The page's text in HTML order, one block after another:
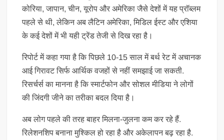
कोरिया, जापान, चीन, यूरोप और अमेरिका जैसे देशों में यह प्रॉब्लम
पहले से थी, लेकिन अब लैटिन अमेरिका, मिडिल ईस्ट और एशिया
के कई देशों में भी यही ट्रेंड तेजी से दिख रहा है।
रिपोर्ट में कहा गया है कि पिछले 10-15 साल में बर्थ रेट में अचानक
आई गिरावट सिर्फ आर्थिक वजहों से नहीं समझाई जा सकती.
रिसर्चर्स का मानना है कि स्मार्टफोन और सोशल मीडिया ने लोगों
की जिंदगी जीने का तरीका बदल दिया है।
अब लोग पहले की तरह बाहर मिलना-जुलना कम कर रहे हैं.
रिलेशनशिप बनाना मुश्किल हो रहा है और अकेलापन बढ़ रहा है.